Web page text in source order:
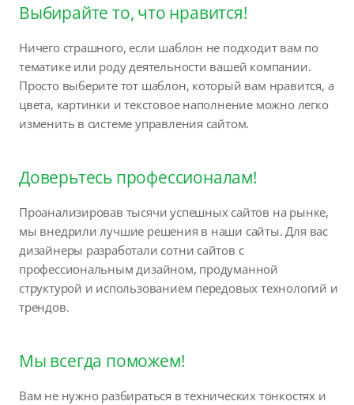
Выбирайте то, что нравится!
Ничего страшного, если шаблон не подходит вам по
тематике или роду деятельности вашей компании.
Просто выберите тот шаблон, который вам нравится, а
цвета, картинки и текстовое наполнение можно легко
изменить в системе управления сайтом.
Доверьтесь профессионалам!
Проанализировав тысячи успешных сайтов на рынке,
мы внедрили лучшие решения в наши сайты. Для вас
дизайнеры разработали сотни сайтов с
профессиональным дизайном, продуманной
структурой и использованием передовых технологий и
трендов.
Мы всегда поможем!
Вам не нужно разбираться в технических тонкостях и